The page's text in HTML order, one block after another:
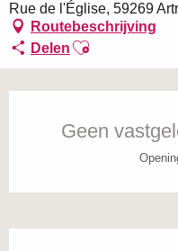
Rue de l'Église, 59269
Routebeschrijving
Delen Ajouter aux
Geen